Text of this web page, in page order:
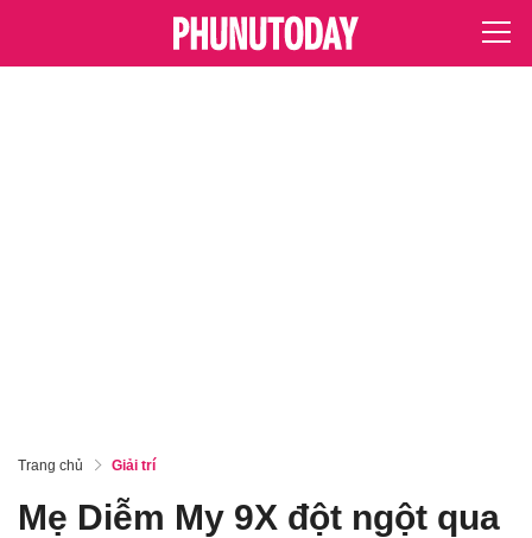
Trang chủ Giải trí
Mẹ Diễm My 9X đột ngột qua